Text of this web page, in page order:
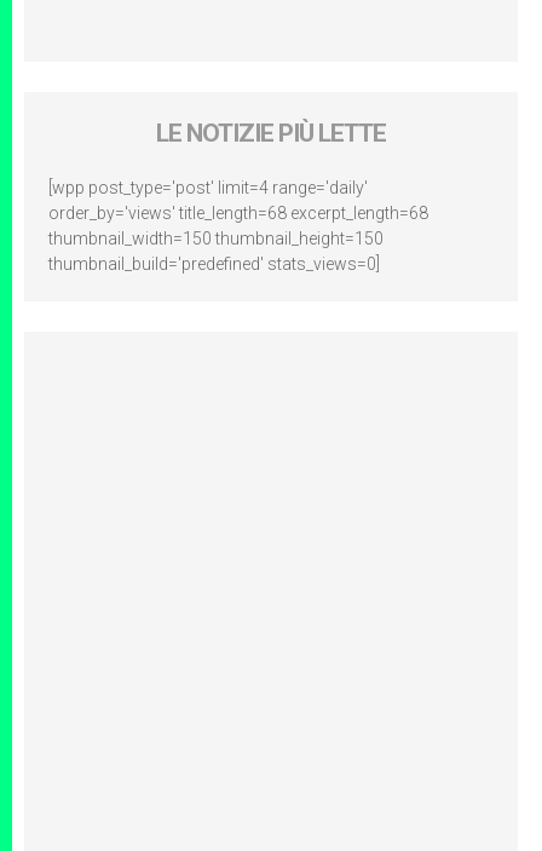
LE NOTIZIE PIÙ LETTE
[wpp post_type='post' limit=4 range='daily'
order_by='views' title_length=68 excerpt_length=68
thumbnail_width=150 thumbnail_height=150
thumbnail_build='predefined' stats_views=0]